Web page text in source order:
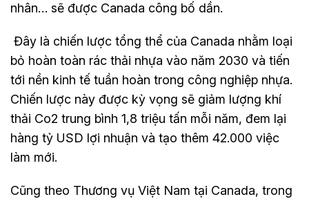
nhân… sẽ được Canada công bố dần.
Đây là chiến lược tổng thể của Canada nhằm loại
bỏ hoàn toàn rác thải nhựa vào năm 2030 và tiến
tới nền kinh tế tuần hoàn trong công nghiệp nhựa.
Chiến lược này được kỳ vọng sẽ giảm lượng khí
thải Co2 trung bình 1,8 triệu tấn mỗi năm, đem lại
hàng tỷ USD lợi nhuận và tạo thêm 42.000 việc
làm mới.
Cũng theo Thương vụ Việt Nam tại Canada, trong